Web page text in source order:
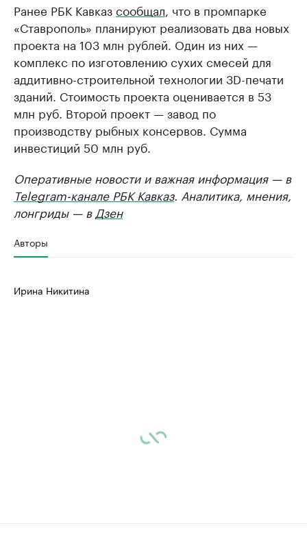
Ранее РБК Кавказсообщал , что в промпарке
«Ставрополь» планируют реализовать два новых
проекта на 103 млн рублей. Один из них —
комплекс по изготовлению сухих смесей для
аддитивно-строительной технологии 3D-печати
зданий. Стоимость проекта оценивается в 53
млн руб. Второй проект — завод по
производству рыбных консервов. Сумма
инвестиций 50 млн руб.
Оперативные новости и важная информация — в
Telegram-канале РБК Кавказ. Аналитика, мнения,
лонгриды — в Дзен
Авторы
Ирина Никитина